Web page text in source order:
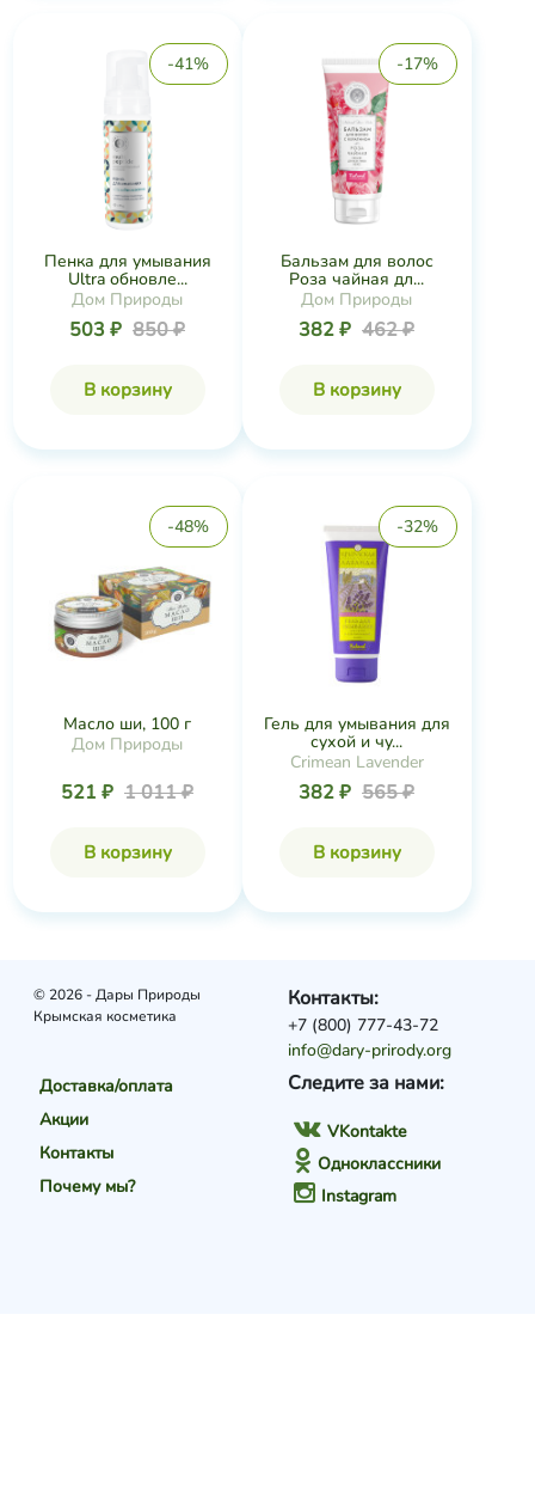
-41%
Пенка для умывания
Ultra обновле...
Дом Природы
503 ₽ 850 ₽
В корзину
-17%
Бальзам для волос
Роза чайная дл...
Дом Природы
382 ₽ 462 ₽
В корзину
-48%
Масло ши, 100 г
Дом Природы
521 ₽ 1 011 ₽
В корзину
-32%
Гель для умывания для
сухой и чу...
Crimean Lavender
382 ₽ 565 ₽
В корзину
© 2026 - Дары Природы
Крымская косметика
Доставка/оплата
Акции
Контакты
Почему мы?
Следите за нами:
VKontakte
Одноклассники
Instagram
Контакты:
+7 (800) 777-43-72
info@dary-prirody.org